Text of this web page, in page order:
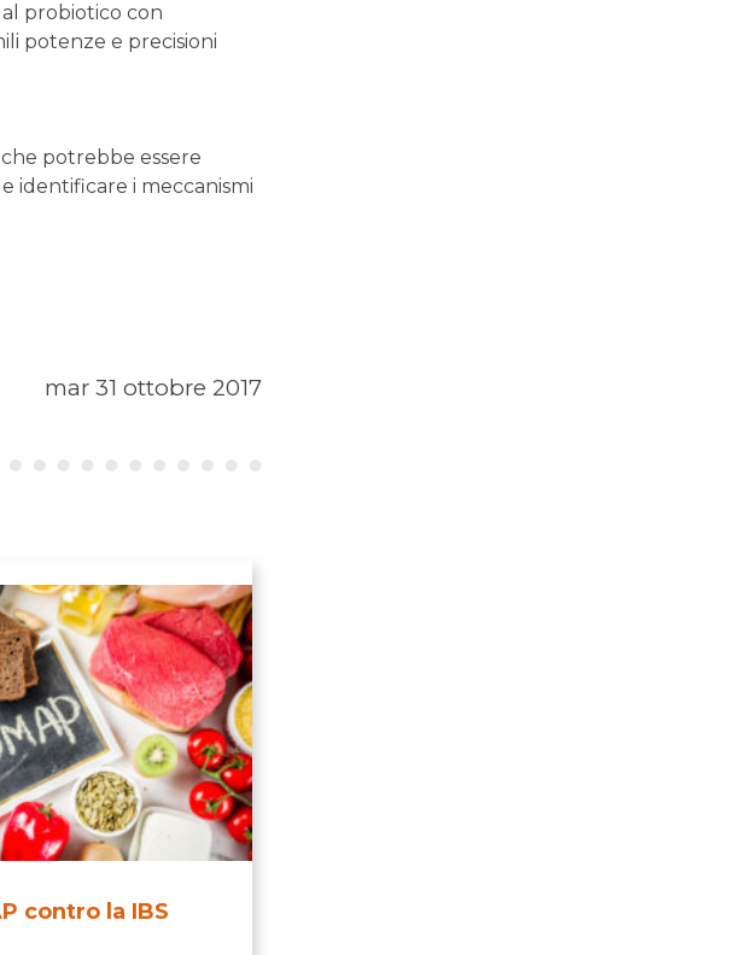
probiotico con
potenze e precisioni
potrebbe essere
identificare i meccanismi
mar 31 ottobre 2017
contro la IBS